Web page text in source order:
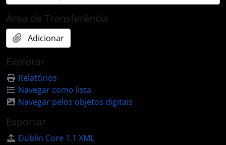
Área de Transferência
Adicionar
Explorar
Relatórios
Navegar como lista
Navegar pelos objetos digitais
Exportar
Dublin Core 1.1 XML